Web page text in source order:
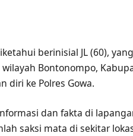
berinisial JL (60),
Bontonompo,
diri ke Polres Gowa.
dan fakta di
saksi mata di sekitar